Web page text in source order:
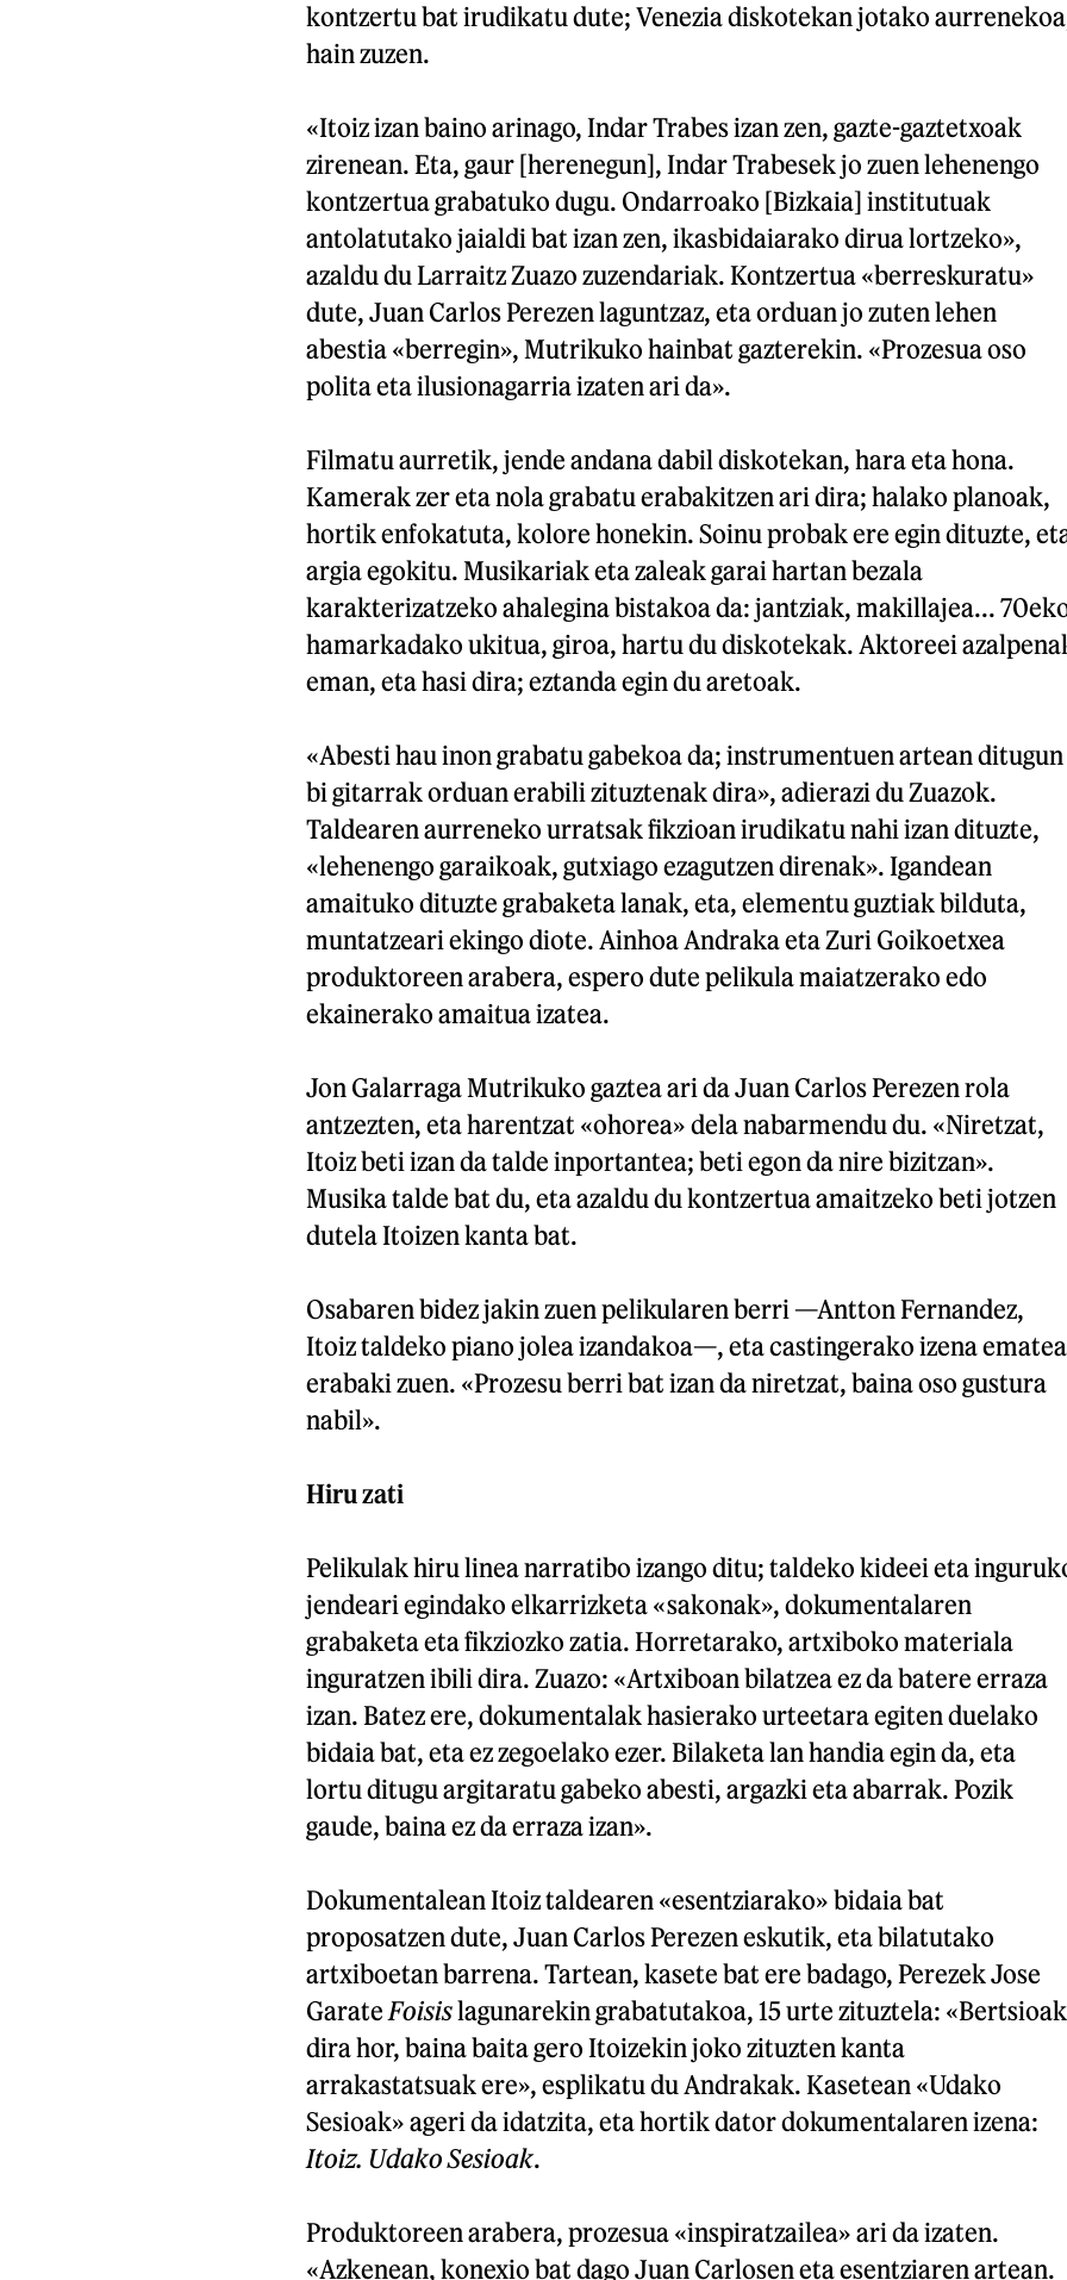
kontzertu bat irudikatu dute; Venezia diskotekan jotako
hain zuzen.
«Itoiz izan baino arinago, Indar Trabes izan zen, gazte-gaztetxoak
zirenean. Eta, gaur [herenegun], Indar Trabesek jo zuen lehenengo
kontzertua grabatuko dugu. Ondarroako [Bizkaia] institutuak
antolatutako jaialdi bat izan zen, ikasbidaiarako dirua lortzeko»,
azaldu du Larraitz Zuazo zuzendariak. Kontzertua «berreskuratu»
dute, Juan Carlos Perezen laguntzaz, eta orduan jo zuten lehen
abestia «berregin», Mutrikuko hainbat gazterekin. «Prozesua oso
polita eta ilusionagarria izaten ari da».
Filmatu aurretik, jende andana dabil diskotekan, hara eta hona.
Kamerak zer eta nola grabatu erabakitzen ari dira; halako planoak,
hortik enfokatuta, kolore honekin. Soinu probak ere egin dituzte,
argia egokitu. Musikariak eta zaleak garai hartan bezala
karakterizatzeko ahalegina bistakoa da: jantziak, makillajea...
hamarkadako ukitua, giroa, hartu du diskotekak. Aktoreei
eman, eta hasi dira; eztanda egin du aretoak.
«Abesti hau inon grabatu gabekoa da; instrumentuen artean ditugun
bi gitarrak orduan erabili zituztenak dira», adierazi du Zuazok.
Taldearen aurreneko urratsak fikzioan irudikatu nahi izan dituzte,
«lehenengo garaikoak, gutxiago ezagutzen direnak». Igandean
amaituko dituzte grabaketa lanak, eta, elementu guztiak bilduta,
muntatzeari ekingo diote. Ainhoa Andraka eta Zuri Goikoetxea
produktoreen arabera, espero dute pelikula maiatzerako edo
ekainerako amaitua izatea.
Jon Galarraga Mutrikuko gaztea ari da Juan Carlos Perezen rola
antzezten, eta harentzat «ohorea» dela nabarmendu du. «Niretzat,
Itoiz beti izan da talde inportantea; beti egon da nire bizitzan».
Musika talde bat du, eta azaldu du kontzertua amaitzeko beti jotzen
dutela Itoizen kanta bat.
Osabaren bidez jakin zuen pelikularen berri —Antton Fernandez,
Itoiz taldeko piano jolea izandakoa—, eta castingerako izena ematea
erabaki zuen. «Prozesu berri bat izan da niretzat, baina oso gustura
nabil».
Hiru zati
Pelikulak hiru linea narratibo izango ditu; taldeko kideei eta
jendeari egindako elkarrizketa «sakonak», dokumentalaren
grabaketa eta fikziozko zatia. Horretarako, artxiboko materiala
inguratzen ibili dira. Zuazo: «Artxiboan bilatzea ez da batere erraza
izan. Batez ere, dokumentalak hasierako urteetara egiten duelako
bidaia bat, eta ez zegoelako ezer. Bilaketa lan handia egin da, eta
lortu ditugu argitaratu gabeko abesti, argazki eta abarrak. Pozik
gaude, baina ez da erraza izan».
Dokumentalean Itoiz taldearen «esentziarako» bidaia bat
proposatzen dute, Juan Carlos Perezen eskutik, eta bilatutako
artxiboetan barrena. Tartean, kasete bat ere badago, Perezek Jose
Garate Foisislagunarekin grabatutakoa, 15 urte zituztela: «Bertsioak
dira hor, baina baita gero Itoizekin joko zituzten kanta
arrakastatsuak ere», esplikatu du Andrakak. Kasetean «Udako
Sesioak» ageri da idatzita, eta hortik dator dokumentalaren izena:
Itoiz. Udako Sesioak.
Produktoreen arabera, prozesua «inspiratzailea» ari da izaten.
«Azkenean, konexio bat dago Juan Carlosen eta esentziaren artean.